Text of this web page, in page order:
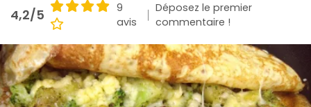
Connexion
4,2/5
9
avis
Déposez le premier
commentaire !